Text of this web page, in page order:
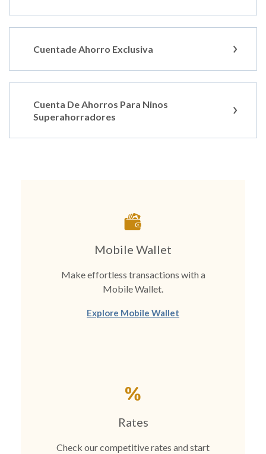
Cuentade Ahorro Exclusiva
Cuenta De Ahorros Para Ninos
Superahorradores
Mobile Wallet
Make effortless transactions with a
Mobile Wallet.
Explore Mobile Wallet
Rates
Check our competitive rates and start